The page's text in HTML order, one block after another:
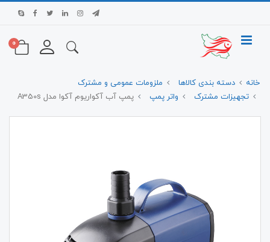
0
خانه دسته بندی کالاها
ملزومات عمومی و مشترک
تجهیزات مشترک
واتر پمپ پمپ آب آکواریوم آکوا مدل A350s